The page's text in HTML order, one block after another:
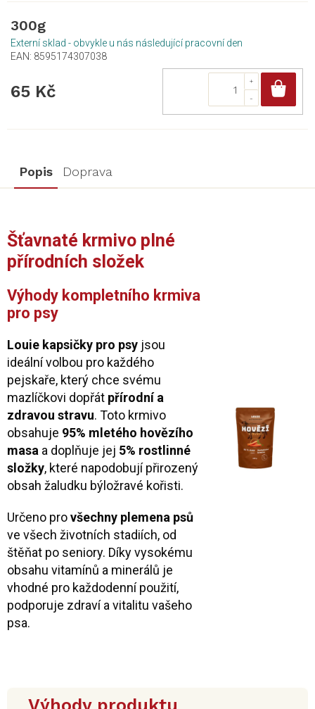
300g
Externí sklad - obvykle u nás následující pracovní den
EAN: 8595174307038
65 Kč
Popis Doprava
Šťavnaté krmivo plné
přírodních složek
Výhody kompletního krmiva
pro psy
Louie kapsičky pro psy jsou
ideální volbou pro každého
pejskaře, který chce svému
mazlíčkovi dopřát přírodní a
zdravou stravu. Toto krmivo
obsahuje 95% mletého hovězího
masa a doplňuje jej 5% rostlinné
složky, které napodobují přirozený
obsah žaludku býložravé kořisti.
Určeno provšechny plemena psů
ve všech životních stadiích, od
štěňat po seniory. Díky vysokému
obsahu vitamínů a minerálů je
vhodné pro každodenní použití,
podporuje zdraví a vitalitu vašeho
psa.